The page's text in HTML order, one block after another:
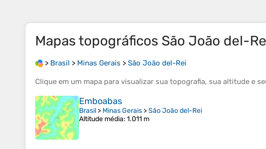
Mapas topográficos São João del-
> Brasil > Minas Gerais > São João del-Rei
Clique em um mapa para visualizar sua topografia, sua altitude e
Emboabas
Brasil > Minas Gerais >São João del-Rei
Altitude média: 1.011 m